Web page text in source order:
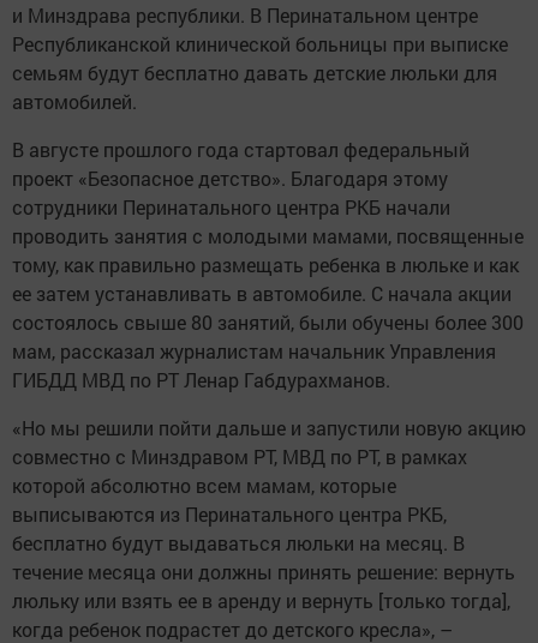
и Минздрава республики. В Перинатальном центре
Республиканской клинической больницы при выписке
семьям будут бесплатно давать детские люльки для
автомобилей.
В августе прошлого года стартовал федеральный
проект «Безопасное детство». Благодаря этому
сотрудники Перинатального центра РКБ начали
проводить занятия с молодыми мамами, посвященные
тому, как правильно размещать ребенка в люльке и как
ее затем устанавливать в автомобиле. С начала акции
состоялось свыше 80 занятий, были обучены более 300
мам, рассказал журналистам начальник Управления
ГИБДД МВД по РТ Ленар Габдурахманов.
«Но мы решили пойти дальше и запустили новую акцию
совместно с Минздравом РТ, МВД по РТ, в рамках
которой абсолютно всем мамам, которые
выписываются из Перинатального центра РКБ,
бесплатно будут выдаваться люльки на месяц. В
течение месяца они должны принять решение: вернуть
люльку или взять ее в аренду и вернуть [только тогда],
когда ребенок подрастет до детского кресла», –